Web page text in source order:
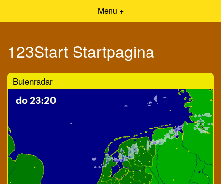
Menu +
123Start Startpagina
Buienradar